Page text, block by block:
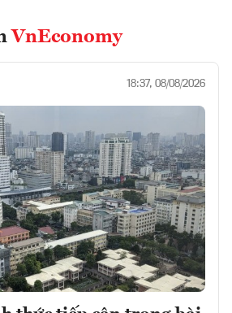
VnEconomy
18:37, 08/08/2026